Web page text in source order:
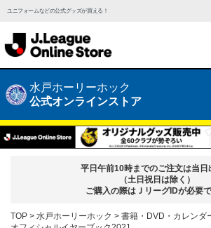
ユニフォームなどの公式グッズが買える！
水戸ホーリーホック
公式オンラインストア
平日午前10時までのご注文は当日
（土日祝日は除く）
ご購入の際はＪリーグIDが必要で
TOP 水戸ホーリーホック
書籍・DVD・カレンダ